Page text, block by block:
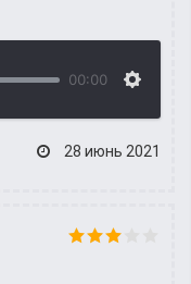
00:00
28 июнь 2021